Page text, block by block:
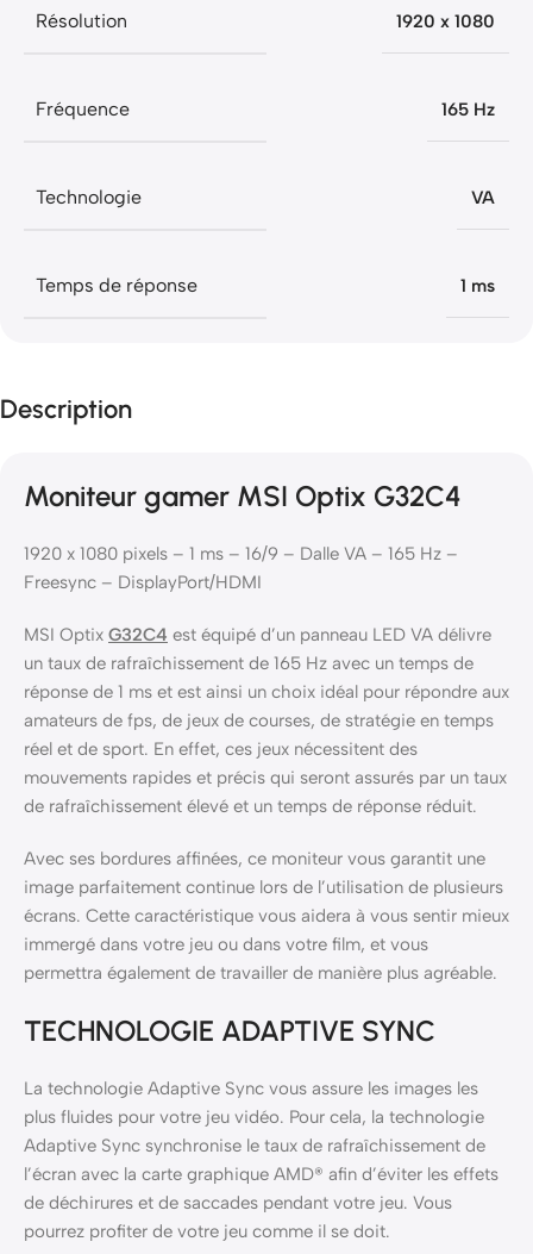
Résolution 1920 x 1080
Fréquence 165 Hz
Technologie VA
Temps de réponse 1 ms
Description
Moniteur gamer MSI Optix G32C4
1920 x 1080 pixels – 1 ms – 16/9 – Dalle VA – 165 Hz –
Freesync – DisplayPort/HDMI
MSI Optix G32C4 est équipé d’un panneau LED VA délivre
un taux de rafraîchissement de 165 Hz avec un temps de
réponse de 1 ms et est ainsi un choix idéal pour répondre aux
amateurs de fps, de jeux de courses, de stratégie en temps
réel et de sport. En effet, ces jeux nécessitent des
mouvements rapides et précis qui seront assurés par un taux
de rafraîchissement élevé et un temps de réponse réduit.
Avec ses bordures affinées, ce moniteur vous garantit une
image parfaitement continue lors de l’utilisation de plusieurs
écrans. Cette caractéristique vous aidera à vous sentir mieux
immergé dans votre jeu ou dans votre film, et vous
permettra également de travailler de manière plus agréable.
TECHNOLOGIE ADAPTIVE SYNC
La technologie Adaptive Sync vous assure les images les
plus fluides pour votre jeu vidéo. Pour cela, la technologie
Adaptive Sync synchronise le taux de rafraîchissement de
l’écran avec la carte graphique AMD® afin d’éviter les effets
de déchirures et de saccades pendant votre jeu. Vous
pourrez profiter de votre jeu comme il se doit.